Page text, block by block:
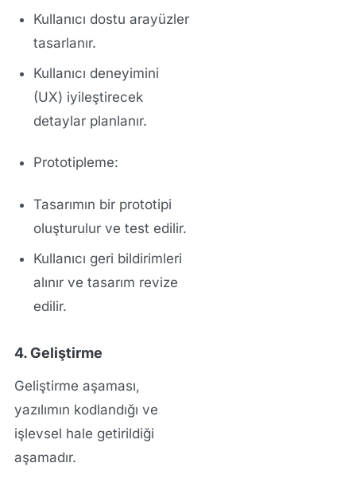
Kullanıcı dostu arayüzler
tasarlanır.
Kullanıcı deneyimini
(UX) iyileştirecek
detaylar planlanır.
Prototipleme:
Tasarımın bir prototipi
oluşturulur ve test edilir.
Kullanıcı geri bildirimleri
alınır ve tasarım revize
edilir.
4. Geliştirme
Geliştirme aşaması,
yazılımın kodlandığı ve
işlevsel hale getirildiği
aşamadır.